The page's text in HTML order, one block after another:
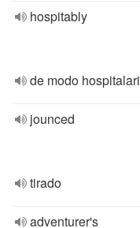
hospitably
de modo
jounced
tirado
adventurer's